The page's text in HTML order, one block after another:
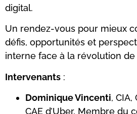
digital.
Un rendez-vous pour mieux
défis, opportunités et
interne face à la révolution de
Intervenants :
Dominique Vincenti, CIA,
CAE d’Uber, Membre du